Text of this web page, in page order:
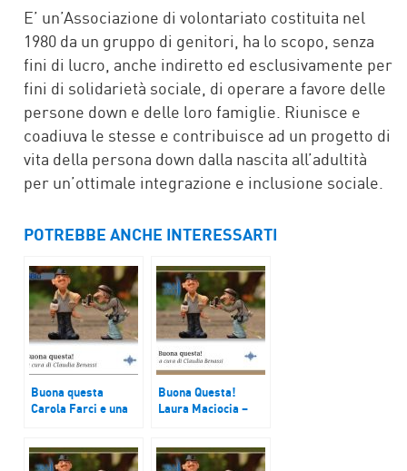
E’ un’Associazione di volontariato costituita nel
1980 da un gruppo di genitori, ha lo scopo, senza
fini di lucro, anche indiretto ed esclusivamente per
fini di solidarietà sociale, di operare a favore delle
persone down e delle loro famiglie. Riunisce e
coadiuva le stesse e contribuisce ad un progetto di
vita della persona down dalla nascita all’adultità
per un’ottimale integrazione e inclusione sociale.
POTREBBE ANCHE INTERESSARTI
Buona questa
Carola Farci e una
Buona Questa!
Laura Maciocia –